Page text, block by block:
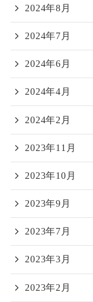
2024年8月
2024年7月
2024年6月
2024年4月
2024年2月
2023年11月
2023年10月
2023年9月
2023年7月
2023年3月
2023年2月